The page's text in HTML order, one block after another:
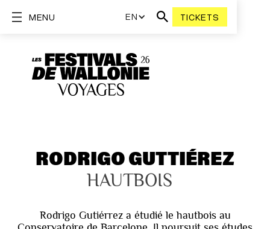
EN TICKETS
MENU
RODRIGO GUTTIÉREZ
HAUTBOIS
Rodrigo Gutiérrez a étudié le hautbois au